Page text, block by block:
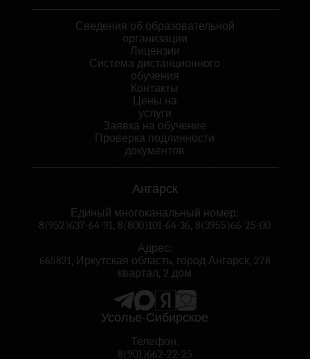
Сведения об образовательной
организации
Лицензии
Система дистанционного
обучения
Контакты
Цены на
услуги
Заявка на обучение
Проверка подлинности
документов
Ангарск
Единый многоканальный номер:
8(952)637-64-91, 8(800)101-64-36, 8(3955)66-25-00
Адрес:
665821, Иркутская область, город Ангарск, 278
квартал, 2 дом
Усолье-Сибирское
Телефон:
8(901)662-22-25